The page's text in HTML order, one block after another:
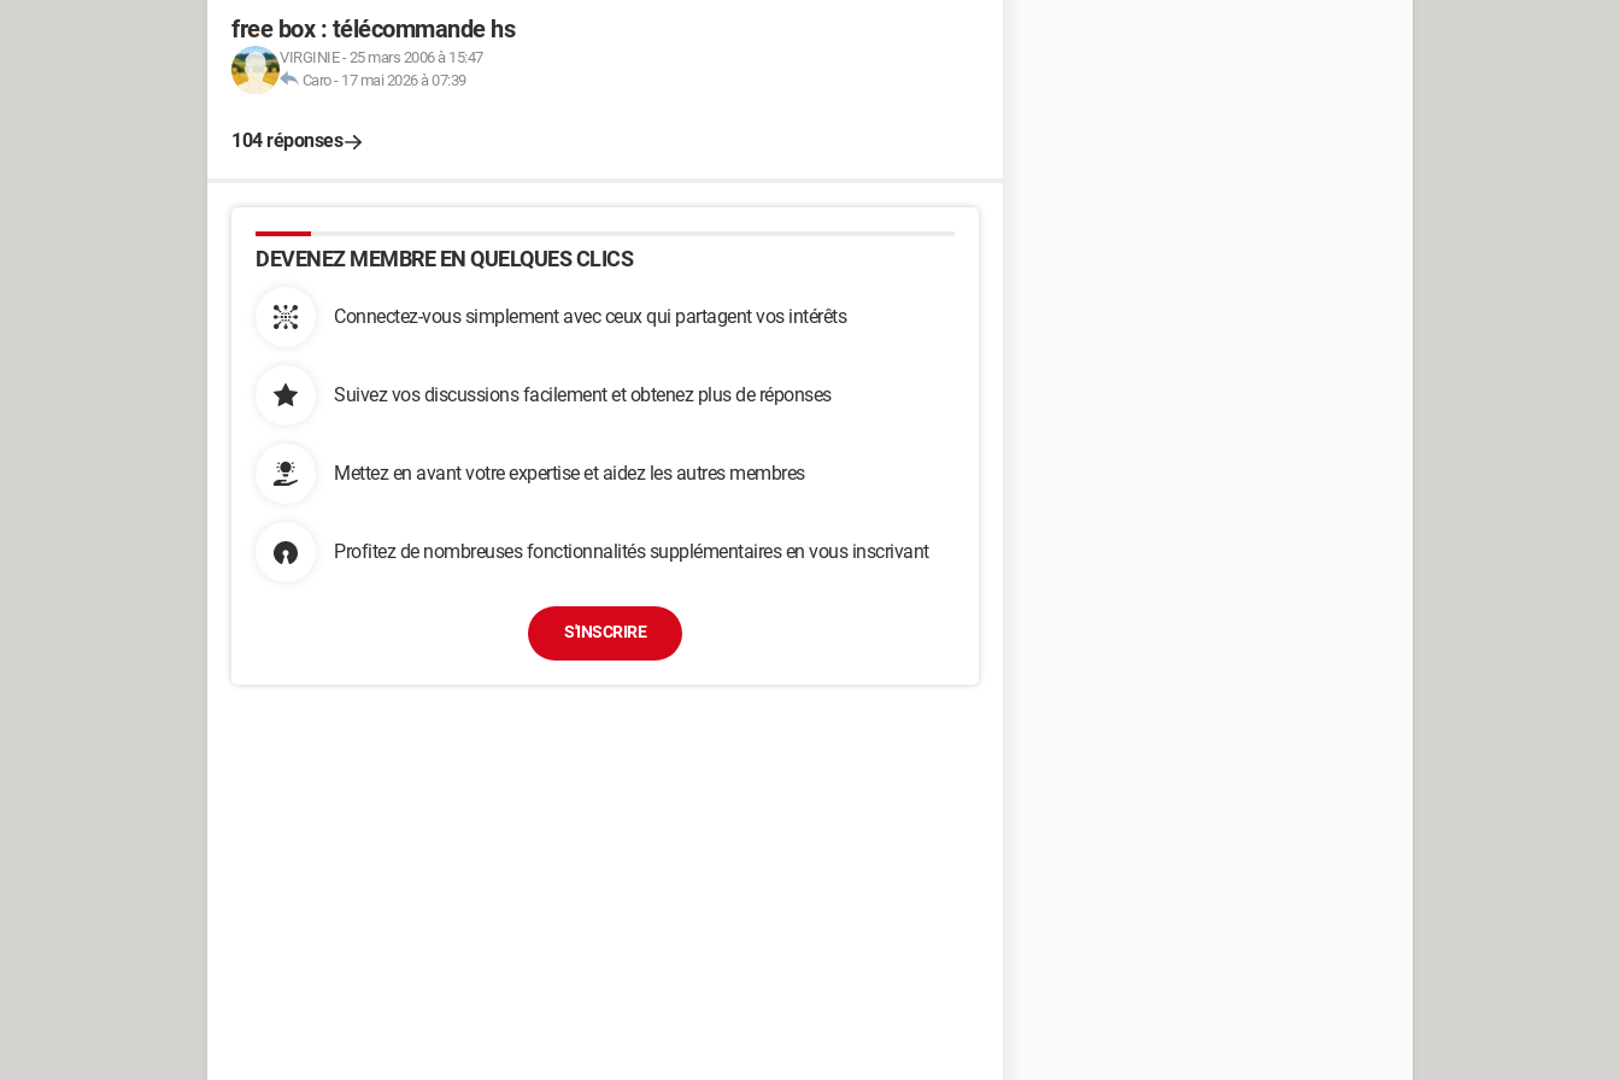
free box : télécommande hs
VIRGINIE-25 mars 2006 à 15:47
Caro- 17 mai 2026 à 07:39
104 réponses
DEVENEZ MEMBRE EN QUELQUES CLICS
Connectez-vous simplement avec ceux qui partagent vos intérêts
Suivez vos discussions facilement et obtenez plus de réponses
Mettez en avant votre expertise et aidez les autres membres
Profitez de nombreuses fonctionnalités supplémentaires en vous inscrivant
S'INSCRIRE